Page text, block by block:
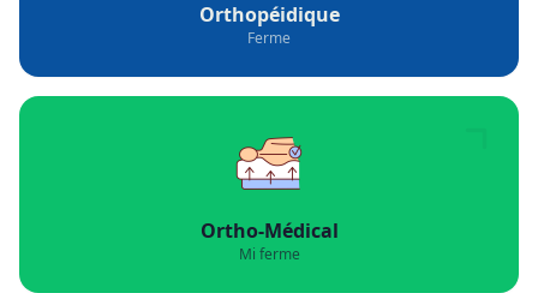
Orthopéidique
Ferme
Ortho-Médical
Mi ferme